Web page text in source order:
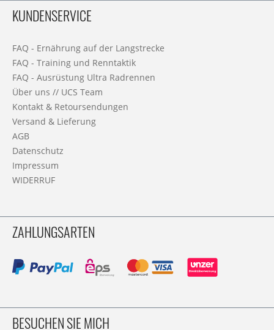
KUNDENSERVICE
FAQ - Ernährung auf der Langstrecke
FAQ - Training und Renntaktik
FAQ - Ausrüstung Ultra Radrennen
Über uns // UCS Team
Kontakt & Retoursendungen
Versand & Lieferung
AGB
Datenschutz
Impressum
WIDERRUF
ZAHLUNGSARTEN
BESUCHEN SIE MICH